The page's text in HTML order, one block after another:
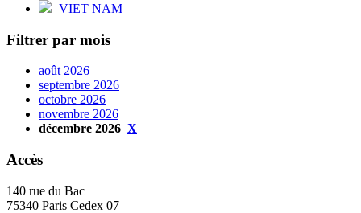
VIET NAM
Filtrer par mois
août 2026
septembre 2026
octobre 2026
novembre 2026
décembre 2026 X
Accès
140 rue du Bac
75340 Paris Cedex 07